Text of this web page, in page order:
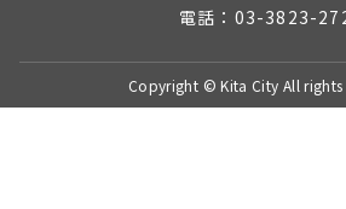
電話：03-3823-
Copyright © Kita City All rights